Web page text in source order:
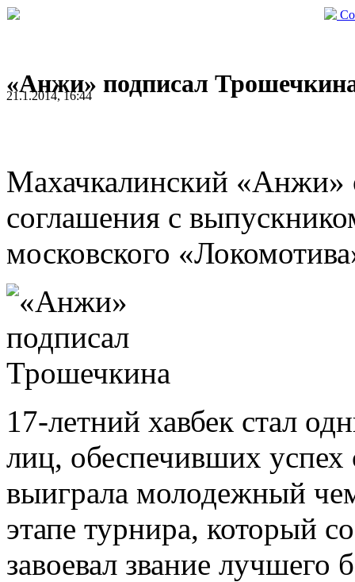
«Анжи» подписал
21.1.2014, 16:44
Махачкалинский «Анжи»
соглашения с
московского
17-летний хавбек стал
лиц, обеспечивших
выиграла молодежный
этапе турнира, который
завоевал звание лучшего